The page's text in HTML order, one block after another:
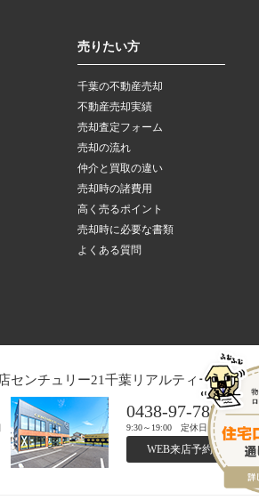
売りたい方
千葉の不動産売却
不動産売却実績
売却査定フォーム
売却の流れ
仲介と買取の違い
売却時の諸費用
高く売るポイント
売却時に必要な書類
よくある質問
センチュリー21千葉リアルティー木更津店
0438-97-7821
9:30～19:00 定休日：水曜日
WEB来店予約